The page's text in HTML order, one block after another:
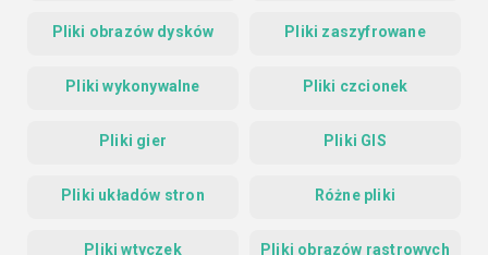
Pliki obrazów dysków Pliki zaszyfrowane
Pliki wykonywalne Pliki czcionek
Pliki gier Pliki GIS
Pliki układów stron Różne pliki
Pliki wtyczek Pliki obrazów rastrowych